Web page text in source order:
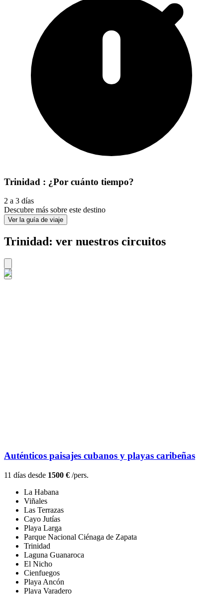
Trinidad : ¿Por cuánto tiempo?
2 a 3 días
Descubre más sobre este destino
Ver la guía de viaje
Trinidad: ver nuestros circuitos
Auténticos paisajes cubanos y playas caribeñas
11 días desde 1500 € /pers.
La Habana
Viñales
Las Terrazas
Cayo Jutías
Playa Larga
Parque Nacional Ciénaga de Zapata
Trinidad
Laguna Guanaroca
El Nicho
Cienfuegos
Playa Ancón
Playa Varadero